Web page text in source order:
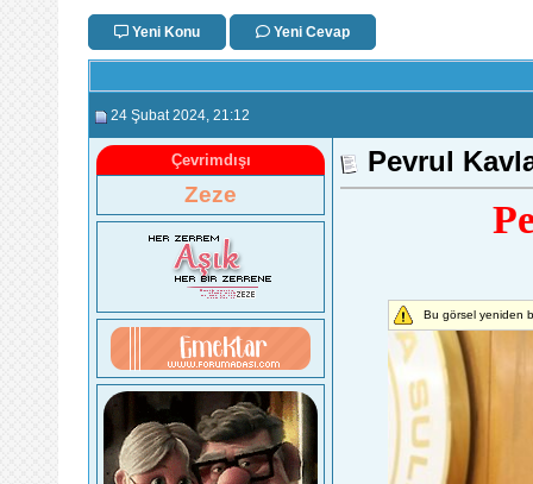
Yeni Konu Yeni Cevap
24 Şubat 2024 , 21:12
Çevrimdışı
Zeze
Pevrul
Bu görsel yeniden